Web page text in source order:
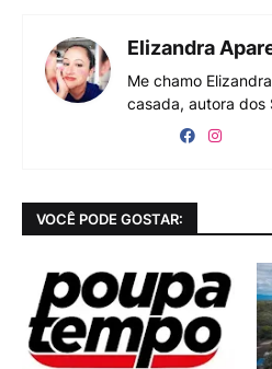
Elizandra
Me chamo
casada, autora dos
VOCÊ PODE GOSTAR: